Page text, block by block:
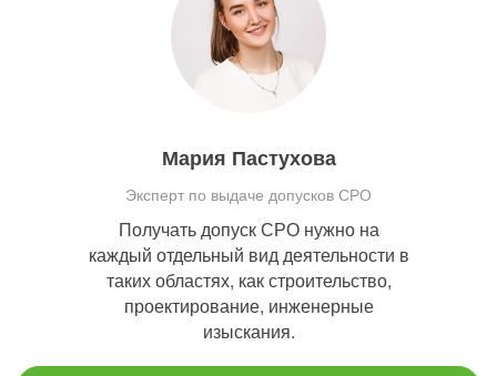
Мария Пастухова
Эксперт по выдаче допусков СРО
Получать допуск СРО нужно на
каждый отдельный вид деятельности в
таких областях, как строительство,
проектирование, инженерные
изыскания.